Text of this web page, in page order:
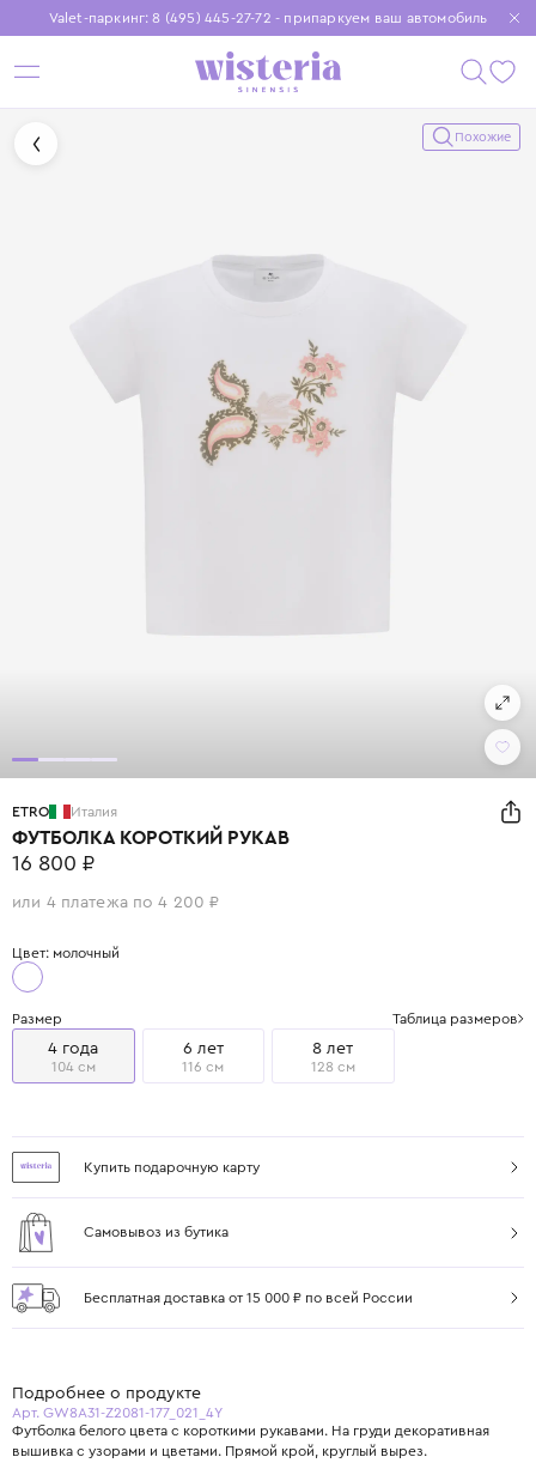
Valet-паркинг: 8 (495) 445-27-72 - припаркуем ваш автомобиль
Бесплатная доставка при заказе от 15 000 ₽
Установите приложение, чтобы покупки были еще удобнее
Похожие
ETRO Италия
ФУТБОЛКА КОРОТКИЙ РУКАВ
16 800 ₽
или 4 платежа по 4 200 ₽
Цвет: молочный
Размер Таблица размеров
4 года
104 см
6 лет
116 см
8 лет
128 см
Купить подарочную карту
Самовывоз из бутика
Бесплатная доставка от 15 000 ₽ по всей России
Подробнее о продукте
Арт. GW8A31-Z2081-177_021_4Y
Футболка белого цвета с короткими рукавами. На груди декоративная
вышивка с узорами и цветами. Прямой крой, круглый вырез.